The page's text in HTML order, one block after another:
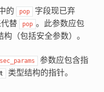
的 pop
字段现已弃
替 pop 。此参数应包
（包括安全参数）。
sec_params
参数应包含指
类型结构的指针。